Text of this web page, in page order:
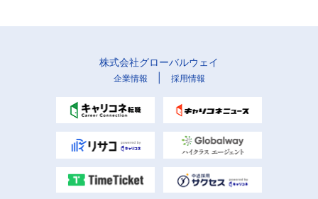
株式会社グローバルウェイ
企業情報 採用情報